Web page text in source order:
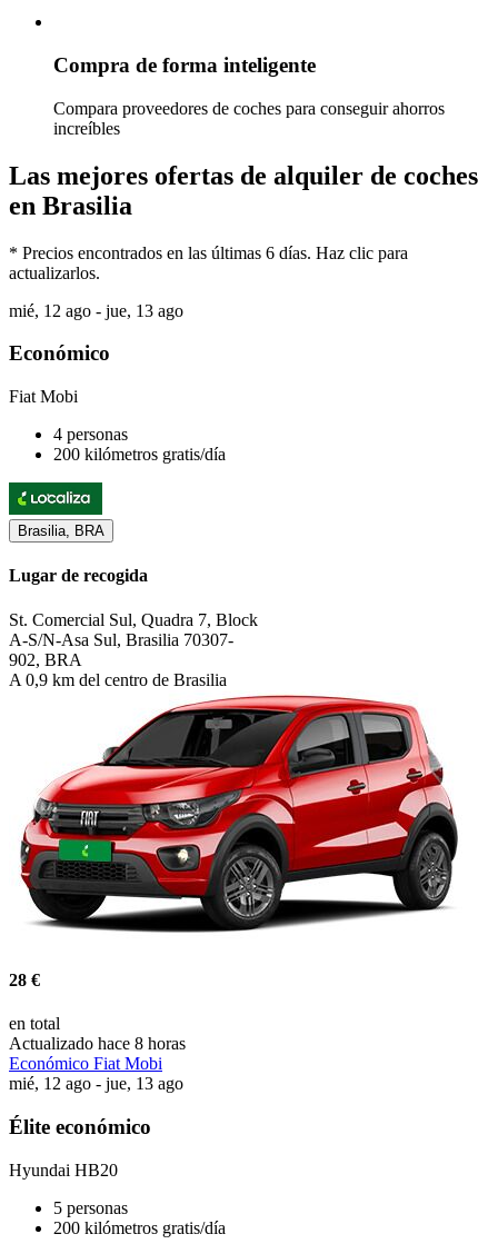
Compra de forma inteligente
Compara proveedores de coches para conseguir ahorros
increíbles
Las mejores ofertas de alquiler de coches
en Brasilia
* Precios encontrados en las últimas 6 días. Haz clic para
actualizarlos.
mié, 12 ago - jue, 13 ago
Económico
Fiat Mobi
4 personas
200 kilómetros gratis/día
Brasilia, BRA
Lugar de recogida
St. Comercial Sul, Quadra 7, Block
A-S/N-Asa Sul, Brasilia 70307-
902, BRA
A 0,9 km del centro de Brasilia
28 €
en total
Actualizado hace 8 horas
Económico Fiat Mobi
mié, 12 ago - jue, 13 ago
Élite económico
Hyundai HB20
5 personas
200 kilómetros gratis/día